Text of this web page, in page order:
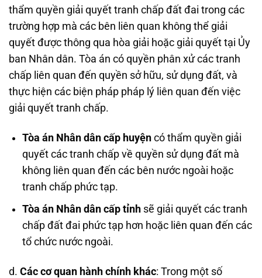
thẩm quyền giải quyết tranh chấp đất đai trong các
trường hợp mà các bên liên quan không thể giải
quyết được thông qua hòa giải hoặc giải quyết tại Ủy
ban Nhân dân. Tòa án có quyền phân xử các tranh
chấp liên quan đến quyền sở hữu, sử dụng đất, và
thực hiện các biện pháp pháp lý liên quan đến việc
giải quyết tranh chấp.
Tòa án Nhân dân cấp huyệncó thẩm quyền giải
quyết các tranh chấp về quyền sử dụng đất mà
không liên quan đến các bên nước ngoài hoặc
tranh chấp phức tạp.
Tòa án Nhân dân cấp tỉnhsẽ giải quyết các tranh
chấp đất đai phức tạp hơn hoặc liên quan đến các
tổ chức nước ngoài.
d. Các cơ quan hành chính khác: Trong một số